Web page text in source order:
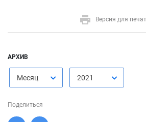
Версия для
АРХИВ
Месяц 2021
Поделиться